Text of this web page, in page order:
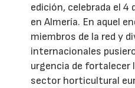
edición, celebrada el 4
en Almería. En aquel
miembros de la red y
internacionales
urgencia de fortalecer
sector horticultural